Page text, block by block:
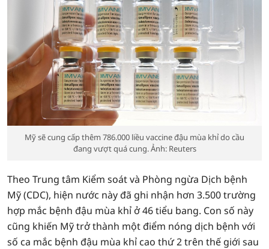
Mỹ sẽ cung cấp thêm 786.000 liều vaccine đậu mùa khỉ do cầu
đang vượt quá cung. Ảnh: Reuters
Theo Trung tâm Kiểm soát và Phòng ngừa Dịch bệnh
Mỹ (CDC), hiện nước này đã ghi nhận hơn 3.500 trường
hợp mắc bệnh đậu mùa khỉ ở 46 tiểu bang. Con số này
cũng khiến Mỹ trở thành một điểm nóng dịch bệnh với
số ca mắc bệnh đậu mùa khỉ cao thứ 2 trên thế giới sau